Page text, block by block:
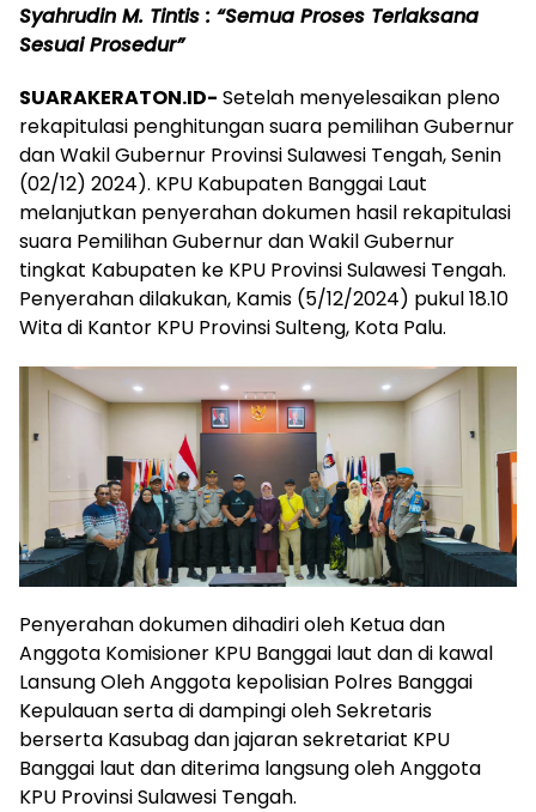
Syahrudin M. Tintis : “Semua Proses Terlaksana
Sesuai Prosedur”
SUARAKERATON.ID- Setelah menyelesaikan pleno
rekapitulasi penghitungan suara pemilihan Gubernur
dan Wakil Gubernur Provinsi Sulawesi Tengah, Senin
(02/12) 2024). KPU Kabupaten Banggai Laut
melanjutkan penyerahan dokumen hasil rekapitulasi
suara Pemilihan Gubernur dan Wakil Gubernur
tingkat Kabupaten ke KPU Provinsi Sulawesi Tengah.
Penyerahan dilakukan, Kamis (5/12/2024) pukul 18.10
Wita di Kantor KPU Provinsi Sulteng, Kota Palu.
Penyerahan dokumen dihadiri oleh Ketua dan
Anggota Komisioner KPU Banggai laut dan di kawal
Lansung Oleh Anggota kepolisian Polres Banggai
Kepulauan serta di dampingi oleh Sekretaris
berserta Kasubag dan jajaran sekretariat KPU
Banggai laut dan diterima langsung oleh Anggota
KPU Provinsi Sulawesi Tengah.